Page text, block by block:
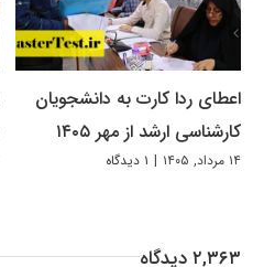
اعطای ردا کارت به دانشجویان
کارشناسی ارشد از مهر ۱۴۰۵
۱۴ مرداد, ۱۴۰۵ | ۱ دیدگاه
۲,۳۶۳ دیدگاه